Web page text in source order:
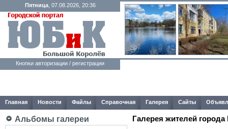
Пятница, 07.08.2026, 20:36
Кнопки авторизации / регистрации
Главная Новости Файлы Справочная Галерея Сайты
Альбомы галереи Галерея жителей города